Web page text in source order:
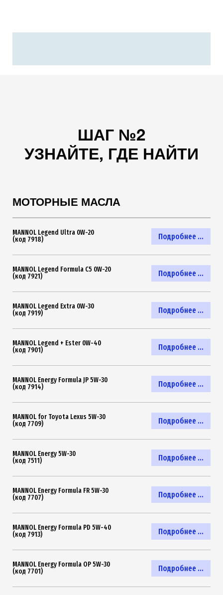
ШАГ №2
УЗНАЙТЕ, ГДЕ НАЙТИ
МОТОРНЫЕ МАСЛА
Подробнее ...
MANNOL Legend Ultra 0W-20
(код 7918)
Подробнее ...
MANNOL Legend Formula C5 0W-20
(код 7921)
Подробнее ...
MANNOL Legend Extra 0W-30
(код 7919)
Подробнее ...
MANNOL Legend + Ester 0W-40
(код 7901)
Подробнее ...
MANNOL Energy Formula JP 5W-30
(код 7914)
Подробнее ...
MANNOL for Toyota Lexus 5W-30
(код 7709)
Подробнее ...
MANNOL Energy 5W-30
(код 7511)
Подробнее ...
MANNOL Energy Formula FR 5W-30
(код 7707)
Подробнее ...
MANNOL Energy Formula PD 5W-40
(код 7913)
Подробнее ...
MANNOL Energy Formula OP 5W-30
(код 7701)